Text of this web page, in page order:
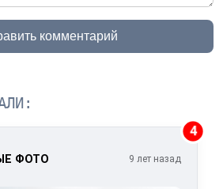
комментарий
4
ФОТО 9 лет назад